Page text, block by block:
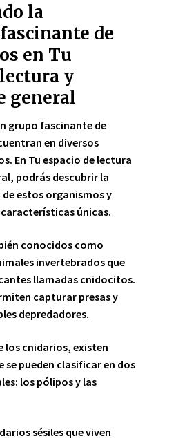
la
de
en Tu
y
general
grupo fascinante de
en diversos
En Tu espacio de lectura
podrás descubrir la
estos organismos y
únicas.
conocidos como
invertebrados que
llamadas cnidocitos.
capturar presas y
depredadores.
los cnidarios, existen
se pueden clasificar en dos
los pólipos y las
sésiles que viven